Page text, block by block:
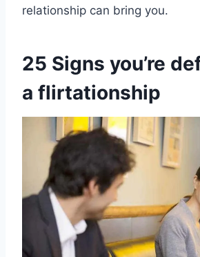
relationship can bring you.
25 Signs you’re
a flirtationship